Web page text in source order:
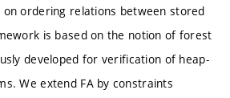
ordering relations between stored
is based on the notion of forest
developed for verification of heap-
We extend FA by constraints